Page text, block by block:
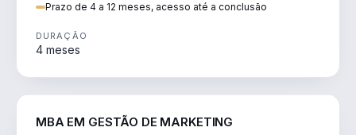
Prazo de 4 a 12 meses, acesso até a conclusão
DURAÇÃO
4 meses
MBA EM GESTÃO DE MARKETING